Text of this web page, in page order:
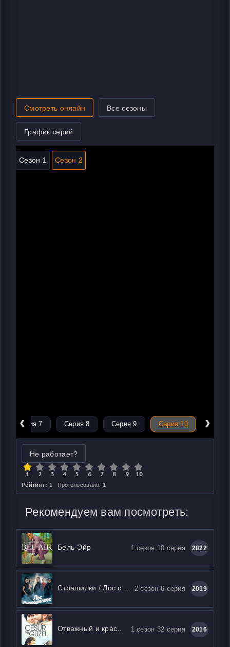
Смотреть онлайн Все сезоны
График серий
Сезон 1 Сезон 2
‹
Серия 7 Серия 8 Серия 9 Серия 10 ›
Не работает?
Рейтинг: 1 Проголосовало: 1
Рекомендуем вам посмотреть:
Бель-Эйр 1 сезон 10 серия 2022
2 сезон 6 серия 2019
1 сезон 32 серия 2016